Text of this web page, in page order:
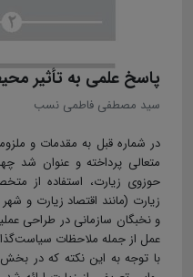
پاسخ علمی به تأثیر
سید مصطفی فاطمی نسب
در شماره قبل به مقدمات و
متعالی پرداخته و عنوان شد
حوزوی زیارت، استفاده از
زیارت (مانند اقتصاد زیارت و
و نخبگان سازمانی در طراحی
عمل از جمله ملاحظات
با توجه به این نکته که در